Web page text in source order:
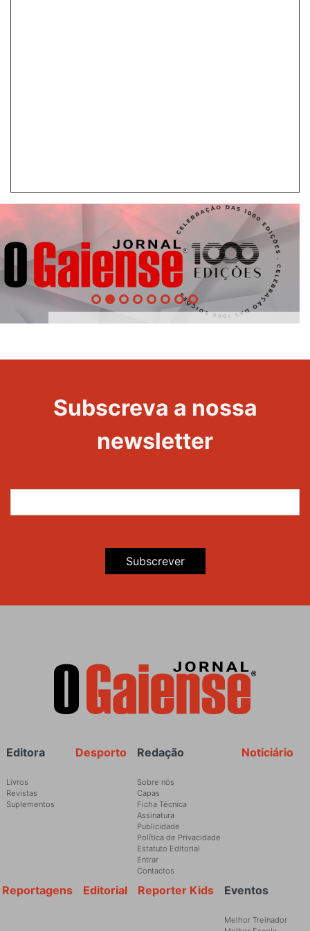
Evento
Subscreva a nossa
newsletter
Subscrever
Rodapé Noticiário
Redação
Sobre nós
Capas
Ficha Técnica
Assinatura
Publicidade
Política de Privacidade
Estatuto Editorial
Entrar
Contactos
Desporto
Editora
Livros
Revistas
Suplementos
Eventos
Melhor Treinador
Reporter Kids
Editorial
Reportagens